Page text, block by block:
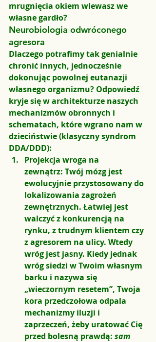
mrugnięcia okiem wlewasz we
własne gardło?
Neurobiologia odwróconego
agresora
Dlaczego potrafimy tak genialnie
chronić innych, jednocześnie
dokonując powolnej eutanazji
własnego organizmu? Odpowiedź
kryje się w architekturze naszych
mechanizmów obronnych i
schematach, które wgrano nam w
dzieciństwie (klasyczny syndrom
DDA/DDD):
Projekcja wroga na
zewnątrz: Twój mózg jest
ewolucyjnie przystosowany do
lokalizowania zagrożeń
zewnętrznych. Łatwiej jest
walczyć z konkurencją na
rynku, z trudnym klientem czy
z agresorem na ulicy. Wtedy
wróg jest jasny. Kiedy jednak
wróg siedzi w Twoim własnym
barku i nazywa się
„wieczornym resetem”, Twoja
kora przedczołowa odpala
mechanizmy iluzji i
zaprzeczeń, żeby uratować Cię
przed bolesną prawdą: sam